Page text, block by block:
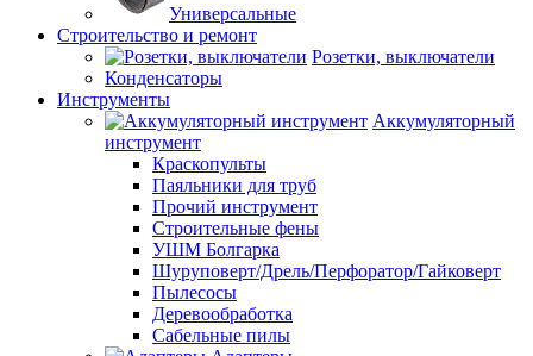
Универсальные
Строительство и ремонт
Розетки, выключатели
Конденсаторы
Инструменты
Аккумуляторный
инструмент
Краскопульты
Паяльники для труб
Прочий инструмент
Строительные фены
УШМ Болгарка
Шуруповерт/Дрель/Перфоратор/Гайковерт
Пылесосы
Деревообработка
Сабельные пилы